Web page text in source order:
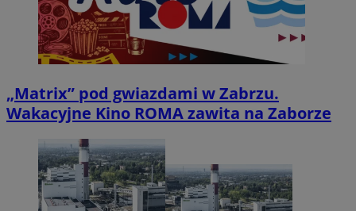
„Matrix” pod gwiazdami w Zabrzu.
Wakacyjne Kino ROMA zawita na Zaborze